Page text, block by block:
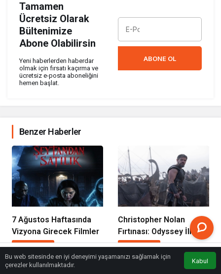
Tamamen
Ücretsiz Olarak
Bültenimize
Abone Olabilirsin
Yeni haberlerden haberdar
olmak için fırsatı kaçırma ve
ücretsiz e-posta aboneliğini
hemen başlat.
ABONE OL
Benzer Haberler
7 Ağustos Haftasında
Vizyona Girecek Filmler
Kültür Sanat 18 saat önce
Christopher Nolan
Fırtınası: Odyssey İlk
Hafta Sonunda Gişeyi
Salladı!
Kültür Sanat 2 hafta önce
Bu web sitesinde en iyi deneyimi yaşamanızı sağlamak için
çerezler kullanılmaktadır.
Kabul
Anasayfa Trafik